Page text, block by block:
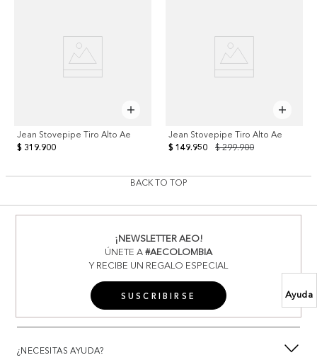
Ayuda
Jean Stovepipe Tiro Alto Ae
$ 319.900
Jean Stovepipe Tiro Alto Ae
$ 299.900
$ 149.950
BACK TO TOP
¡NEWSLETTER AEO!
ÚNETE A#AECOLOMBIA
Y RECIBE UN REGALO ESPECIAL
SUSCRIBIRSE
¿NECESITAS AYUDA?